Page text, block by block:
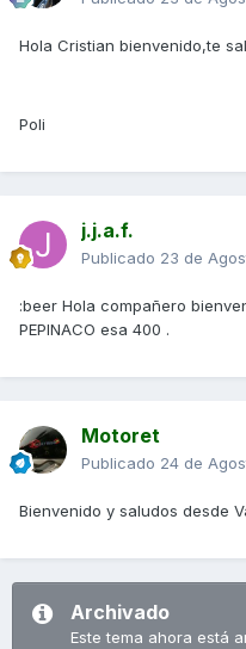
Hola Cristian bienvenido,te
Poli
j.j.a.f.
Publicado 23 de
:beer Hola compañero
PEPINACO esa 400 .
Motoret
Publicado 24 de
Bienvenido y saludos desde
Archivado
Este tema ahora está